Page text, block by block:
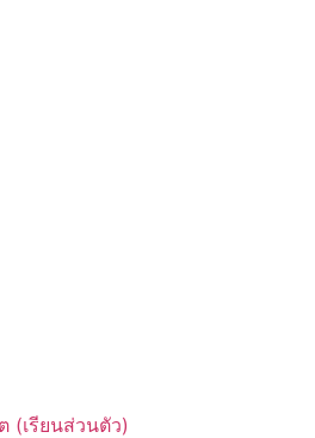
(เรียนส่วนตัว)